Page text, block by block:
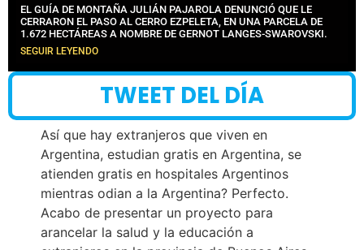
EL GUÍA DE MONTAÑA JULIÁN PAJAROLA DENUNCIÓ QUE LE
CERRARON EL PASO AL CERRO EZPELETA, EN UNA PARCELA DE
1.672 HECTÁREAS A NOMBRE DE GERNOT LANGES-SWAROVSKI.
SEGUIR LEYENDO
TWEET DEL DÍA
Así que hay extranjeros que viven en
Argentina, estudian gratis en Argentina, se
atienden gratis en hospitales Argentinos
mientras odian a la Argentina? Perfecto.
Acabo de presentar un proyecto para
arancelar la salud y la educación a